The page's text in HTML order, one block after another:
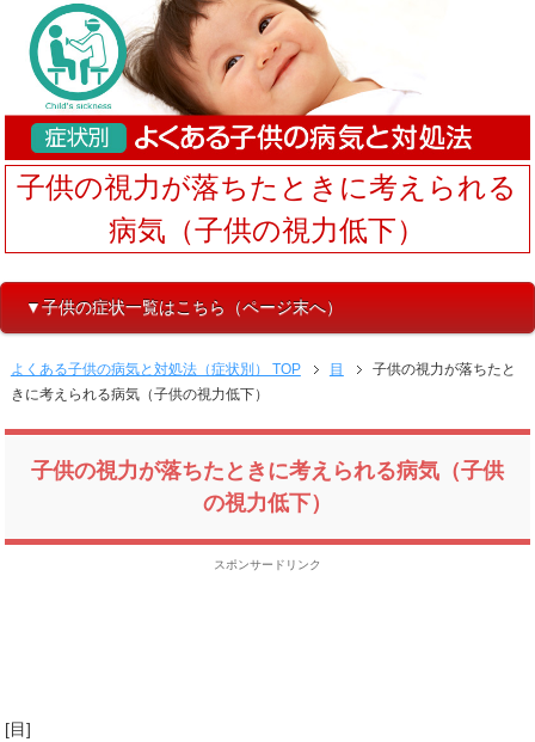
子供の視力が落ちたときに考えられる
病気（子供の視力低下）
▼子供の症状一覧はこちら（ページ末へ）
よくある子供の病気と対処法（症状別） TOP 目
子供の視力が落ちたと
きに考えられる病気（子供の視力低下）
子供の視力が落ちたときに考えられる病気（子供
の視力低下）
スポンサードリンク
[目]